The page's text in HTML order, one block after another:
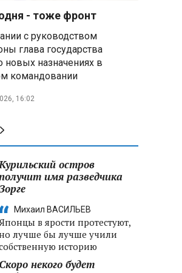
- тоже фронт
с руководством
глава государства
новых назначениях в
командовании
16:02
остров
имя разведчика
Михаил ВАСИЛЬЕВ
в ярости протестуют,
лучше бы лучше учили
историю
Скоро некого будет